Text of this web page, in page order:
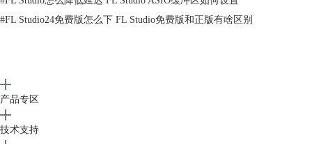
“COARSE ”和“ FINE”都是直接调节振荡器音调的旋钮。这两个旋钮分别
将24作为基准数。这个旋钮的0、12、24、36、48五个数字的音高可以与
MIDI音符相对应。
FINE
通常我们不常用这个旋钮，但如果想要以其中一个振荡器为中心制作特殊
#FL Studio24免费版怎么下 FL Studio免费版和正版有啥区别
产品专区
技术支持